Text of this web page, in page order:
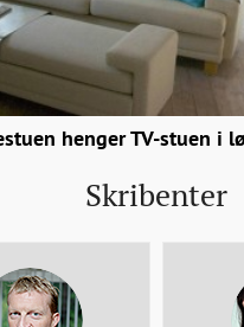
henger TV-stuen i
Skribenter